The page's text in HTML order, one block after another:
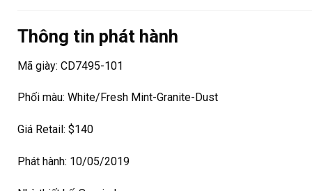
Thông tin phát hành
Mã giày: CD7495-101
Phối màu: White/Fresh Mint-Granite-Dust
Giá Retail: $140
Phát hành: 10/05/2019